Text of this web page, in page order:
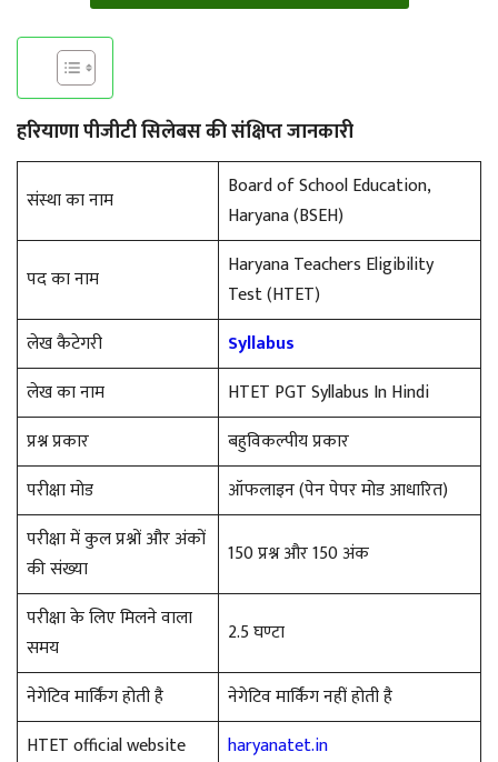
हरियाणा पीजीटी सिलेबस की संक्षिप्त जानकारी
संस्था का नाम
Board of School Education,
Haryana (BSEH)
पद का नाम
Haryana Teachers Eligibility
Test (HTET)
लेख कैटेगरी
Syllabus
लेख का नाम
HTET PGT Syllabus In Hindi
प्रश्न प्रकार
बहुविकल्पीय प्रकार
परीक्षा मोड
ऑफलाइन (पेन पेपर मोड आधारित)
परीक्षा में कुल प्रश्नों और अंकों
की संख्या
150 प्रश्न और 150 अंक
परीक्षा के लिए मिलने वाला
समय
2.5 घण्टा
नेगेटिव मार्किंग होती है
नेगेटिव मार्किंग नहीं होती है
HTET official website
haryanatet.in